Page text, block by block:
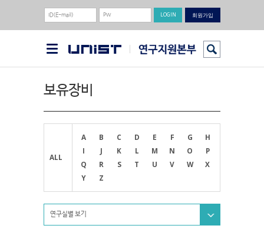
회원가입
보유장비
ALL
A B C D E F G
H
I
J K L M N O
P
Q
R S T U V W
X
Y
Z
연구실별 보기